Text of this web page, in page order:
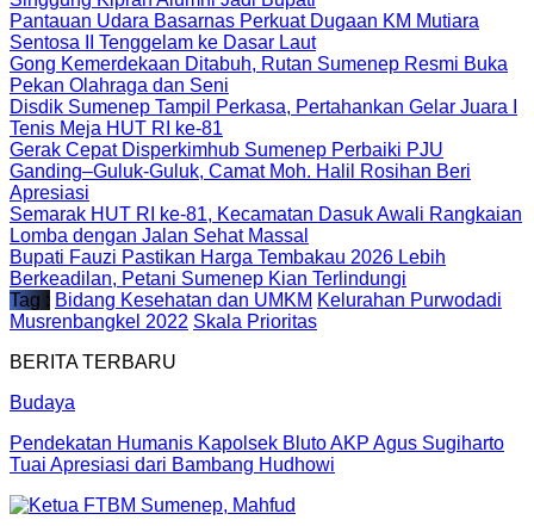
Pantauan Udara Basarnas Perkuat Dugaan KM Mutiara
Sentosa II Tenggelam ke Dasar Laut
Gong Kemerdekaan Ditabuh, Rutan Sumenep Resmi Buka
Pekan Olahraga dan Seni
Disdik Sumenep Tampil Perkasa, Pertahankan Gelar Juara I
Tenis Meja HUT RI ke-81
Gerak Cepat Disperkimhub Sumenep Perbaiki PJU
Ganding–Guluk-Guluk, Camat Moh. Halil Rosihan Beri
Apresiasi
Semarak HUT RI ke-81, Kecamatan Dasuk Awali Rangkaian
Lomba dengan Jalan Sehat Massal
Bupati Fauzi Pastikan Harga Tembakau 2026 Lebih
Berkeadilan, Petani Sumenep Kian Terlindungi
Tag : Bidang Kesehatan dan UMKM Kelurahan Purwodadi
Musrenbangkel 2022 Skala Prioritas
BERITA TERBARU
Budaya
Pendekatan Humanis Kapolsek Bluto AKP Agus Sugiharto
Tuai Apresiasi dari Bambang Hudhowi